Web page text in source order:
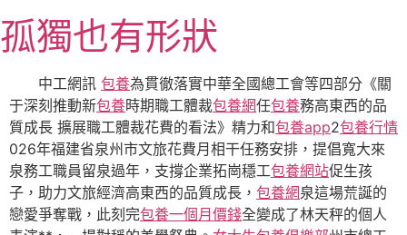
至
主
內
容
孤獨也有形狀
中工網訊 包養為貫徹落實中華全國總工會等四部分《關
于深刻推動新包養時期職工體裁包養網任包養務高東西的品
質成長 擴展職工體裁花費的看法》精力和包養app2包養行情
026年福建省泉州市文旅花費月相干任務安排，提倡寬大來
泉務工職員留泉過年，支撐企業拓崗穩工包養網站促生孩
子，助力文旅經濟高東西的品質成長， 包養網泉這場荒誕的
戀愛爭奪戰，此刻完包養一個月價錢全變成了林天秤的個人